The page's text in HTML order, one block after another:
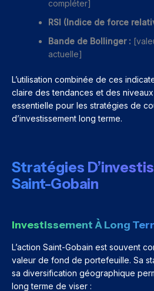
compléter]
RSI (Indice de force
Bande de Bollinger :
actuelle]
L’utilisation combinée de ces
claire des tendances et des
essentielle pour les stratégies de
d’investissement long terme.
Stratégies
Saint-Gobain
Investissement À Long
L’action Saint-Gobain est souvent
valeur de fond de portefeuille. Sa
sa diversification géographique
long terme de viser :